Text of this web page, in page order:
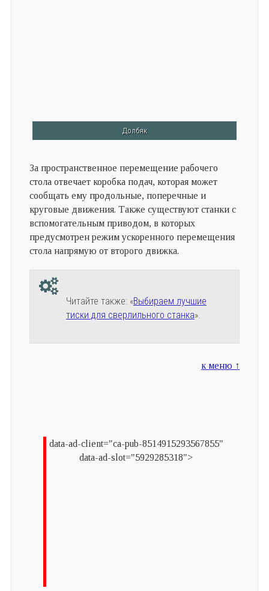
Долбяк
За пространственное перемещение рабочего
стола отвечает коробка подач, которая может
сообщать ему продольные, поперечные и
круговые движения. Также существуют станки с
вспомогательным приводом, в которых
предусмотрен режим ускоренного перемещения
стола напрямую от второго движка.
Читайте также: «Выбираем лучшие
тиски для сверлильного станка».
к меню ↑
data-ad-client="ca-pub-8514915293567855"
data-ad-slot="5929285318">